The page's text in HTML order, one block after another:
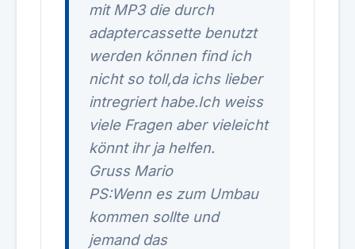
mit MP3 die durch
adaptercassette benutzt
werden können find ich
nicht so toll,da ichs lieber
intregriert habe.Ich weiss
viele Fragen aber vieleicht
könnt ihr ja helfen.
Gruss Mario
PS:Wenn es zum Umbau
kommen sollte und
jemand das